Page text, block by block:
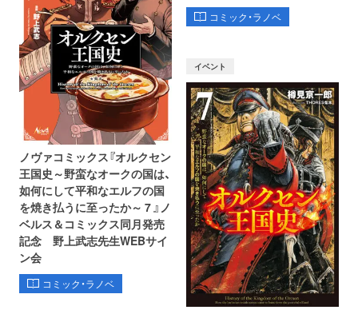
コミック・ラノベ
ノヴァコミックス『オルクセン
王国史～野蛮なオークの国は、
如何にして平和なエルフの国
を焼き払うに至ったか～ 7 』ノ
ベルス＆コミックス同月発売
記念 野上武志先生WEBサイ
ン会
コミック・ラノベ
イベント